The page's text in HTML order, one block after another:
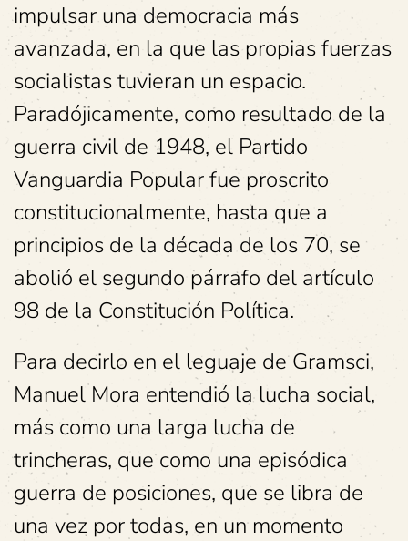
impulsar una democracia más
avanzada, en la que las propias fuerzas
socialistas tuvieran un espacio.
Paradójicamente, como resultado de la
guerra civil de 1948, el Partido
Vanguardia Popular fue proscrito
constitucionalmente, hasta que a
principios de la década de los 70, se
abolió el segundo párrafo del artículo
98 de la Constitución Política.
Para decirlo en el leguaje de Gramsci,
Manuel Mora entendió la lucha social,
más como una larga lucha de
trincheras, que como una episódica
guerra de posiciones, que se libra de
una vez por todas, en un momento